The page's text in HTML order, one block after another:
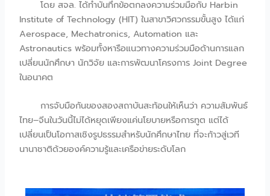
โดย สจล. ได้ทำบันทึกข้อตกลงความร่วมมือกับ Harbin
Institute of Technology (HIT) ในสาขาวิศวกรรมขั้นสูง ได้แก่
Aerospace, Mechatronics, Automation และ
Astronautics พร้อมทั้งหารือแนวทางความร่วมมือด้านการแลก
เปลี่ยนนักศึกษา นักวิจัย และการพัฒนาโครงการ Joint Degree
ในอนาคต
การจับมือกันของสองสถาบันสะท้อนให้เห็นว่า ความสัมพันธ์
ไทย–จีนในวันนี้ไม่ได้หยุดเพียงแค่นโยบายหรือการทูต แต่ได้
เปลี่ยนเป็นโอกาสเชิงรูปธรรมสำหรับนักศึกษาไทย ที่จะก้าวสู่เวที
นานาชาติด้วยองค์ความรู้และเครือข่ายระดับโลก